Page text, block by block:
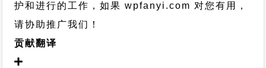
护和进行的工作，如果 wpfanyi.com 对您有用，
请协助推广我们！
贡献翻译